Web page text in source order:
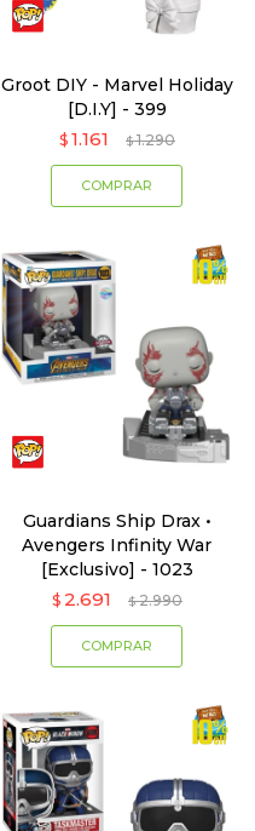
Groot DIY - Marvel Holiday
[D.I.Y] - 399
$ 1.161 $ 1.290
Guardians Ship Drax •
Avengers Infinity War
[Exclusivo] - 1023
$ 2.691 $ 2.990